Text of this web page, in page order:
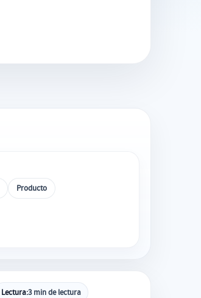
Producto
Lectura:3 min de lectura